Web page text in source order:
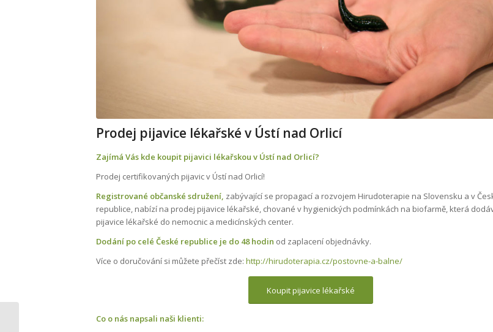
Prodej pijavice lékařské v Ústí nad Orlicí
Zajímá Vás kde koupit pijavici lékařskou v Ústí nad Orlicí?
Prodej certifikovaných pijavic v Ústí nad Orlicí!
Registrované občanské sdružení, zabývající se propagací a rozvojem Hirudoterapie na Slovensku a v
republice, nabízí na prodej pijavice lékařské, chované v hygienických podmínkách na biofarmě, která
pijavice lékařské do nemocnic a medicínských center.
Dodání po celé České republice je do 48 hodin od zaplacení objednávky.
Více o doručování si můžete přečíst zde: http://hirudoterapia.cz/postovne-a-balne/
Koupit pijavice lékařské
Co o nás napsali naši klienti: